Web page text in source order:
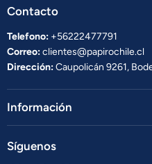
Contacto
Telefono: +56222477791
Correo:clientes@papirochile.cl
Dirección:Caupolicán 9261,
Información
Síguenos